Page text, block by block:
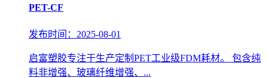
PET-CF
发布时间：2025-08-01
启富塑胶专注于生产定制PET工业级FDM耗材。 包含纯
料非增强、玻璃纤维增强、...